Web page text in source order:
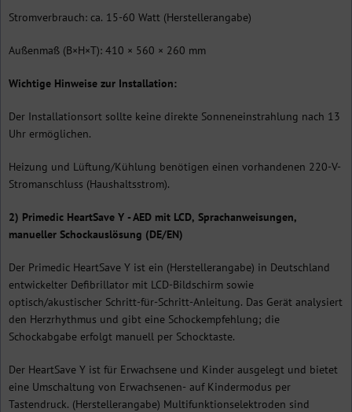
Stromverbrauch: ca. 15-60 Watt (Herstellerangabe)
Außenmaß (B×H×T): 410 × 560 × 260 mm
Wichtige Hinweise zur Installation:
Der Installationsort sollte keine direkte Sonneneinstrahlung nach 13
Uhr ermöglichen.
Heizung und Lüftung/Kühlung benötigen einen vorhandenen 220-V-
Stromanschluss (Haushaltsstrom).
2) Primedic HeartSave Y - AED mit LCD, Sprachanweisungen,
manueller Schockauslösung (DE/EN)
Der Primedic HeartSave Y ist ein (Herstellerangabe) in Deutschland
entwickelter Defibrillator mit LCD-Bildschirm sowie
optisch/akustischer Schritt-für-Schritt-Anleitung. Das Gerät analysiert
den Herzrhythmus und gibt eine Schockempfehlung; die
Schockabgabe erfolgt manuell per Schocktaste.
Der HeartSave Y ist für Erwachsene und Kinder ausgelegt und bietet
eine Umschaltung von Erwachsenen- auf Kindermodus per
Tastendruck. (Herstellerangabe) Multifunktionselektroden sind